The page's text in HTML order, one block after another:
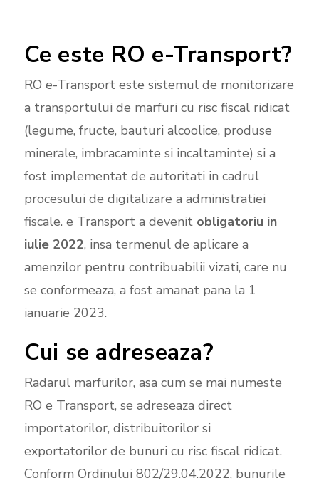
Ce este RO e-Transport?
RO e-Transport este sistemul de monitorizare
a transportului de marfuri cu risc fiscal ridicat
(legume, fructe, bauturi alcoolice, produse
minerale, imbracaminte si incaltaminte) si a
fost implementat de autoritati in cadrul
procesului de digitalizare a administratiei
fiscale. e Transport a devenit obligatoriu in
iulie 2022, insa termenul de aplicare a
amenzilor pentru contribuabilii vizati, care nu
se conformeaza, a fost amanat pana la 1
ianuarie 2023.
Cui se adreseaza?
Radarul marfurilor, asa cum se mai numeste
RO e Transport, se adreseaza direct
importatorilor, distribuitorilor si
exportatorilor de bunuri cu risc fiscal ridicat.
Conform Ordinului 802/29.04.2022, bunurile